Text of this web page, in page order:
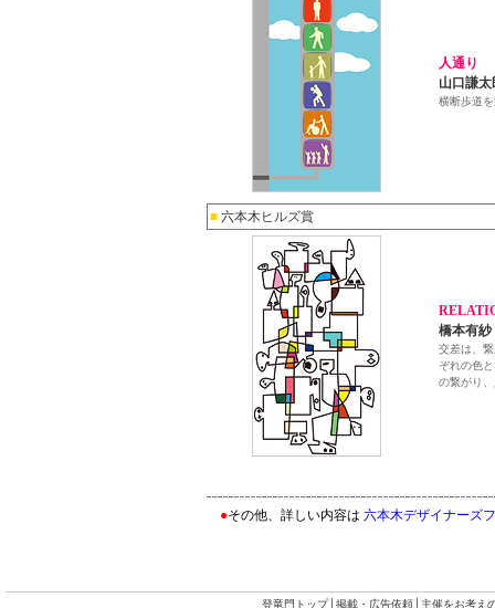
人通り
山口謙
横断歩道
■ 六本木ヒルズ賞
橋本有紗
交差は、
ぞれの色
の繋がり
●その他、詳しい内容は 六本木デザイナーズ
登竜門トップ│ 掲載・広告依頼 主催をお考え